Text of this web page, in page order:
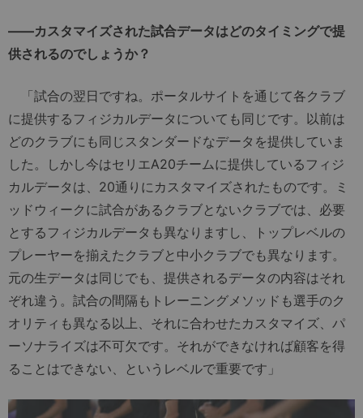
――カスタマイズされた試合データはどのタイミングで提
供されるのでしょうか？
「試合の翌日ですね。ポータルサイトを通じて各クラブ
に提供するフィジカルデータについても同じです。以前は
どのクラブにも同じスタンダードなデータを提供していま
した。しかし今はセリエA20チームに提供しているフィジ
カルデータは、20通りにカスタマイズされたものです。ミ
ッドウィークに試合があるクラブとないクラブでは、必要
とするフィジカルデータも異なりますし、トップレベルの
プレーヤーを揃えたクラブと中小クラブでも異なります。
元の生データは同じでも、提供されるデータの内容はそれ
ぞれ違う。試合の間隔もトレーニングメソッドも選手のク
オリティも異なる以上、それに合わせたカスタマイズ、パ
ーソナライズは不可欠です。それができなければ顧客を得
ることはできない、というレベルで重要です」